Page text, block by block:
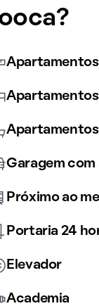
Apartamentos
Apartamentos
Apartamentos
Garagem com
Próximo ao
Portaria 24
Elevador
Academia